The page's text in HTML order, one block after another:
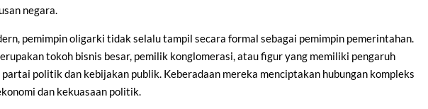
negara.
pemimpin oligarki tidak selalu tampil secara formal sebagai pemimpin pemerintahan.
tokoh bisnis besar, pemilik konglomerasi, atau figur yang memiliki pengaruh
politik dan kebijakan publik. Keberadaan mereka menciptakan hubungan kompleks
dan kekuasaan politik.